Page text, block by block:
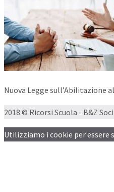
Nuova Legge sull’Abilitazione
2018 © Ricorsi Scuola - B&Z
Utilizziamo i cookie per essere